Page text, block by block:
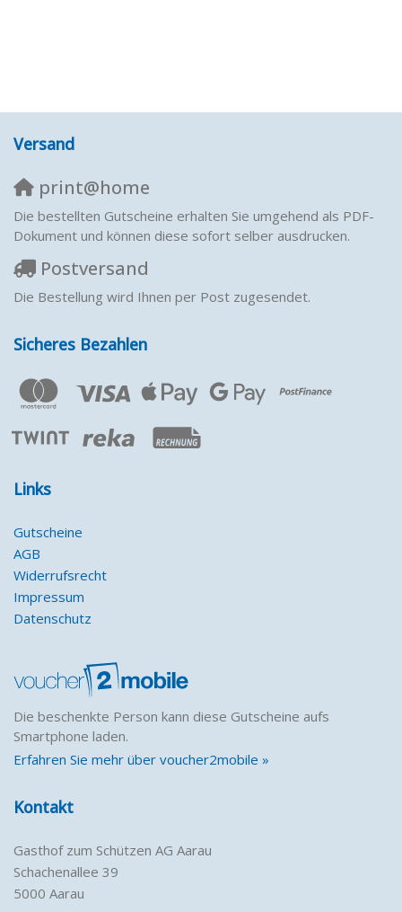
Versand
print@home
Die bestellten Gutscheine erhalten Sie umgehend als PDF-
Dokument und können diese sofort selber ausdrucken.
Postversand
Die Bestellung wird Ihnen per Post zugesendet.
Sicheres Bezahlen
Links
Gutscheine
AGB
Widerrufsrecht
Impressum
Datenschutz
Die beschenkte Person kann diese Gutscheine aufs
Smartphone laden.
Erfahren Sie mehr über voucher2mobile »
Kontakt
Gasthof zum Schützen AG Aarau
Schachenallee 39
5000 Aarau